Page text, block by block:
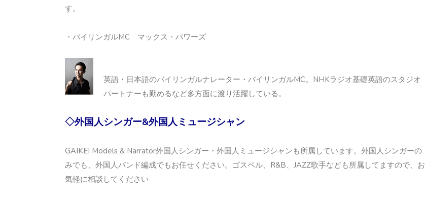
す。
・バイリンガルMC マックス・パワーズ
英語・日本語のバイリンガルナレーター・バイリンガルMC。NHKラジオ基礎英語のスタジオ
パートナーも勤めるなど多方面に渡り活躍している。
◇外国人シンガー&外国人ミュージシャン
GAIKEI Models & Narrator外国人シンガー・外国人ミュージシャンも所属しています。外国人シンガーの
みでも、外国人バンド編成でもお任せください。ゴスペル、R&B、JAZZ歌手なども所属してますので、お
気軽に相談してください